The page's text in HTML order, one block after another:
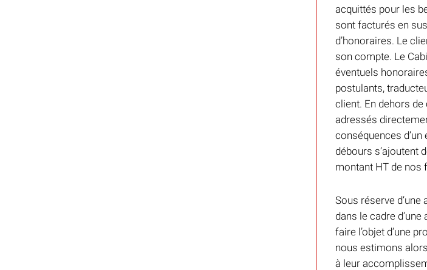
acquittés pour les
sont facturés en
d’honoraires. Le
son compte. Le
éventuels
postulants,
client. En dehors
adressés
conséquences
débours s’ajoutent
montant HT de nos
Sous réserve
dans le cadre
faire l’objet d’une
nous estimons
à leur